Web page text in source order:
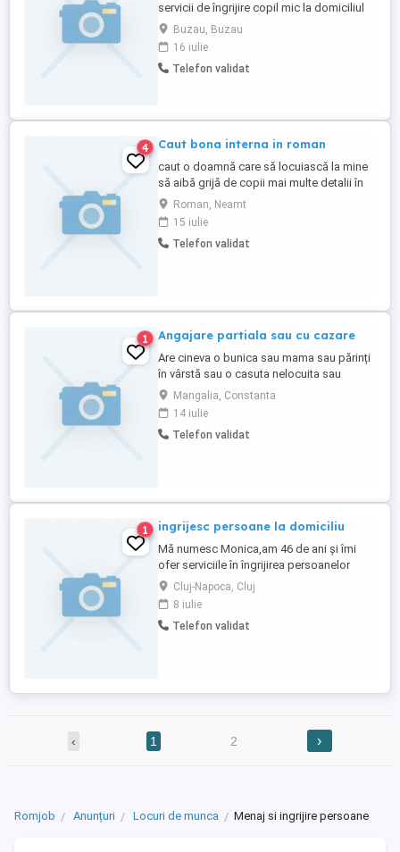
servicii de îngrijire copil mic la domiciliul
meu,la curte,din Buzău.Sunt o persoană
responsabilă,calmă ,curată,responsabilă
cu experiență(fostă bonă,am nepoți)Ofer
mediu sigur,curat,igienizat,adaptat pt
Buzau, Buzau
16 iulie
Telefon validat
4 Caut bona interna in roman
caut o doamnă care să locuiască la mine
să aibă grijă de copii mai multe detalii în
privatRoman, Neamt
15 iulie
Telefon validat
1 Angajare partiala sau cu cazare
Are cineva o bunica sau mama sau părinți
în vârstă sau o casuta nelocuita sau
pensiune pt a avea grija de ei.Mentionez
ca nu am pretenții financiare dar nu pot
face decât menaj ușor și voi sta împreună
cu fetita mea.Aceasta angajare poate fi
Mangalia, Constanta
14 iulie
Telefon validat
1 ingrijesc persoane la domiciliu
Mă numesc Monica,am 46 de ani și îmi
ofer serviciile în îngrijirea persoanelor
bolnave sau în vârstă la domiciliul
acestora,fac deplasări cu mașina proprie
dar doar in cartierul Gheorgheni sau foarte
aproape, in zona. Activitatea mea
Cluj-Napoca, Cluj
8 iulie
Telefon validat
‹ 1 2 ›
Romjob Anunțuri Locuri de munca Menaj si ingrijire persoane